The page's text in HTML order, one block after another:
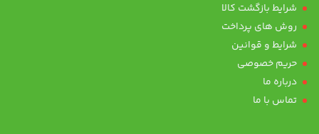
شرایط بازگشت کالا
روش های پرداخت
شرایط و قوانین
حریم خصوصی
درباره ما
تماس با ما